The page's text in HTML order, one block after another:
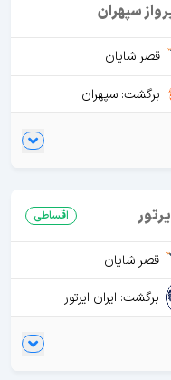
قصر شایان
برگشت: سپهران
اقساطی
قصر شایان
برگشت: ایران ایرتور